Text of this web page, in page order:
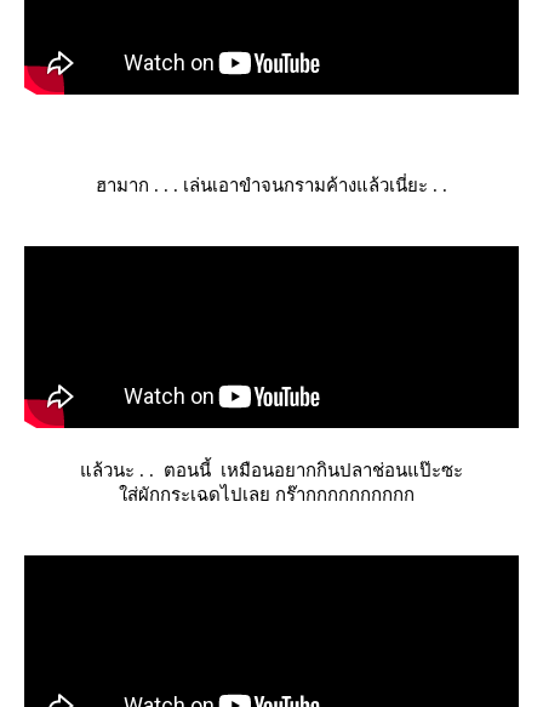
ฮามาก . . . เล่นเอาขำจนกรามค้างแล้วเนี่ยะ . .
ล้วนะ . . ตอนนี้ เหมือนอยากกินปลาช่อนแป๊ะซะ
ส่ผักกระเฉดไปเลย กร๊ากกกกกกกกกก